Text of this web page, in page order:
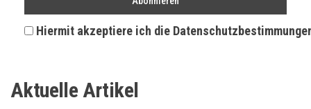
Hiermit akzeptiere ich die
Aktuelle Artikel